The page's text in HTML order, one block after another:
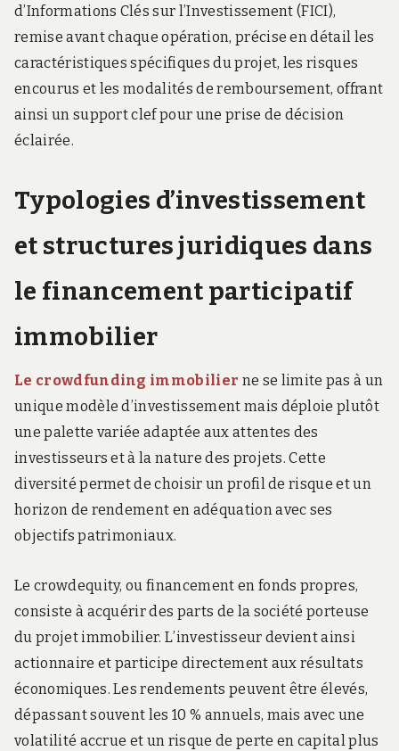
d’Informations Clés sur l’Investissement (FICI),
remise avant chaque opération, précise en détail les
caractéristiques spécifiques du projet, les risques
encourus et les modalités de remboursement, offrant
ainsi un support clef pour une prise de décision
éclairée.
Typologies d’investissement
et structures juridiques dans
le financement participatif
immobilier
Le crowdfunding immobilier ne se limite pas à un
unique modèle d’investissement mais déploie plutôt
une palette variée adaptée aux attentes des
investisseurs et à la nature des projets. Cette
diversité permet de choisir un profil de risque et un
horizon de rendement en adéquation avec ses
objectifs patrimoniaux.
Le crowdequity, ou financement en fonds propres,
consiste à acquérir des parts de la société porteuse
du projet immobilier. L’investisseur devient ainsi
actionnaire et participe directement aux résultats
économiques. Les rendements peuvent être élevés,
dépassant souvent les 10 % annuels, mais avec une
volatilité accrue et un risque de perte en capital plus